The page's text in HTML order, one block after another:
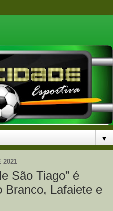
▼
2021
São Tiago” é
Branco, Lafaiete e